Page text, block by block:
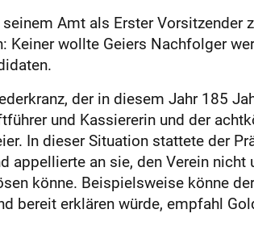
Amt als Erster
Keiner wollte Geiers Nachfolger
der in diesem Jahr 185
und Kassiererin und der
In dieser Situation stattete der
appellierte an sie, den Verein
könne. Beispielsweise könne
bereit erklären würde, empfahl